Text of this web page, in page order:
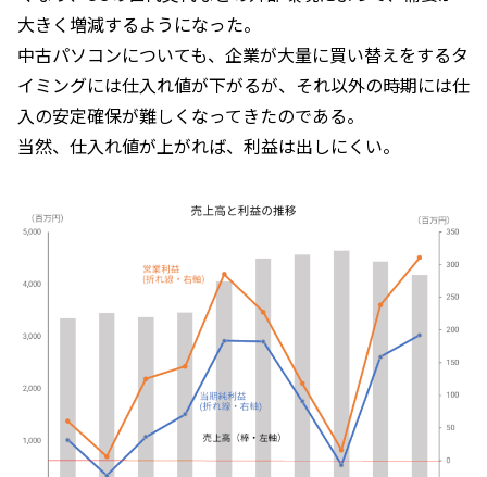
大きく増減するようになった。
中古パソコンについても、企業が大量に買い替えをするタ
イミングには仕入れ値が下がるが、それ以外の時期には仕
入の安定確保が難しくなってきたのである。
当然、仕入れ値が上がれば、利益は出しにくい。